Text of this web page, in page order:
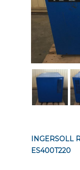
INGERSOLL
ES400T220